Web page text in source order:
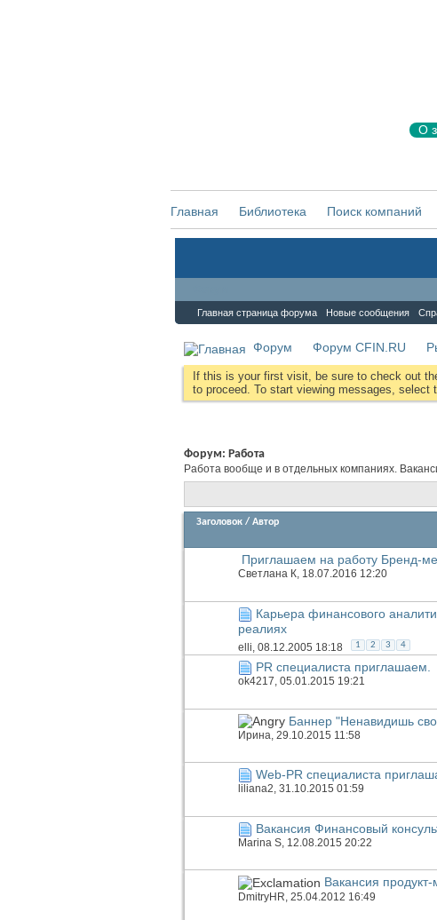
О
Главная Библиотека Поиск компаний
Главная страница форума Новые сообщения
Форум Форум CFIN.RU
If this is your first visit, be sure to check out
to proceed. To start viewing messages,
Форум: Работа
Работа вообще и в отдельных компаниях.
Заголовок / Автор
Приглашаем на работу Бренд-
Светлана К, 18.07.2016 12:20
Карьера финансового
реалиях
elli, 08.12.2005 18:18 1 2 3 4
PR специалиста приглашаем.
ok4217, 05.01.2015 19:21
Баннер "Ненавидишь
Иринa, 29.10.2015 11:58
Web-PR специалиста
liliana2, 31.10.2015 01:59
Вакансия Финансовый
Marina S, 12.08.2015 20:22
Вакансия
DmitryHR , 25.04.2012 16:49